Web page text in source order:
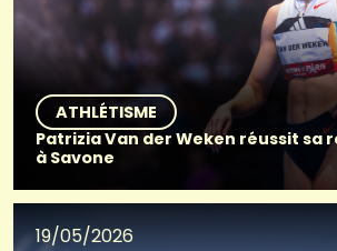
ATHLÉTISME
Patrizia Van der Weken réussit sa
à Savone
19/05/2026